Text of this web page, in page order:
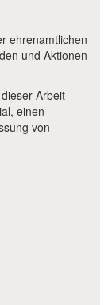
ehrenamtlichen
und Aktionen
Arbeit
einen
von